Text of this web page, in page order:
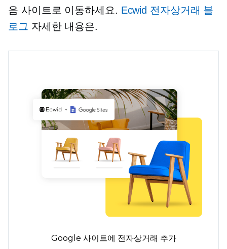
음 사이트로 이동하세요. Ecwid 전자상거래 블
로그 자세한 내용은.
Google 사이트에 전자상거래 추가